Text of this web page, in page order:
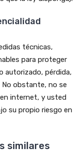
técnicas,
para proteger
autorizado, pérdida,
obstante, no se
internet, y usted
su propio riesgo en
similares